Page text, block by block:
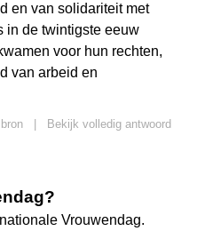
en van solidariteit met
in de twintigste eeuw
voor hun rechten,
van arbeid en
Bekijk volledig antwoord
Vrouwendag.